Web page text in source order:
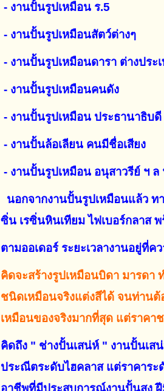
- งานปั้นรูปเหมือน ร.5
- งานปั้นรูปเหมือนสัตว์ต่างๆ
- งานปั้นรูปเหมือนดารา ต่างประ
- งานปั้นรูปเหมือนคนดัง
- งานปั้นรูปเหมือน ประธานาธิบดี
- งานปั้นล้อเลียน คนมีชื่อเสียง
- งานปั้นรูปเหมือน อนุสาวรีย์ ฯ ล
นอกจากงานปั้นรูปเหมือนแล้ว ท
ซิ่น เรซิ่นหินเทียมไฟเบอร์กลาส
ตามออเดอร์ ระยะเวลางานอยู่ที่ค
คิดจะสร้างรูปเหมือนบิดา มารดา
ชนิดเหมือนจริงแต่งสีได้ จนท่านต้
เหมือนของจริงมากที่สุด แต่ราคา
คิดถึง " ช่างปั้นเสน่ห์ " งานปั้นเส
ประณีตระดับไฮคลาส แต่ราคาร
อาชีพที่มีประสบการณ์งานปั้นสูง